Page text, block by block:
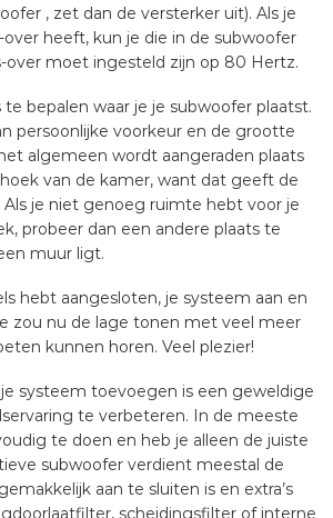
, zet dan de versterker uit). Als je
heeft, kun je die in de subwoofer
over moet ingesteld zijn op 80 Hertz.
bepalen waar je je subwoofer plaatst.
persoonlijke voorkeur en de grootte
algemeen wordt aangeraden plaats
van de kamer, want dat geeft de
je niet genoeg ruimte hebt voor je
probeer dan een andere plaats te
muur ligt.
hebt aangesloten, je systeem aan en
zou nu de lage tonen met veel meer
kunnen horen. Veel plezier!
systeem toevoegen is een geweldige
te verbeteren. In de meeste
te doen en heb je alleen de juiste
subwoofer verdient meestal de
aan te sluiten is en extra’s
scheidingsfilter of interne